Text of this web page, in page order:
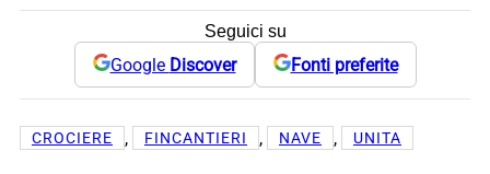
Seguici su
Google Discover Fonti preferite
CROCIERE , FINCANTIERI , NAVE , UNITA